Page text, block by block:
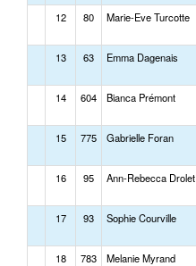
12 80 Marie-Eve Turcotte
13 63 Emma Dagenais
14 604 Bianca Prémont
15 775 Gabrielle Foran
16 95 Ann-Rebecca Drolet
17 93 Sophie Courville
18 783 Melanie Myrand